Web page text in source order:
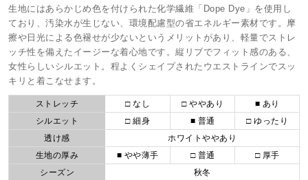
生地にはあらかじめ色を付けられた化学繊維「Dope Dye」を使用し
ており、汚染水が生じない、環境配慮型の省エネルギー素材です。摩
擦や日光による色褪せが少ないというメリットがあり、軽量でストレ
ッチ性を備えたイージーな着心地です。縦リブでフィット感のある、
女性らしいシルエット。程よくシェイプされたウエストラインでスッ
キリと着こなせます。
ストレッチ □ なし □ ややあり
■ あり
シルエット
□ 細身 ■ 普通
□ ゆったり
透け感
ホワイトややあり
生地の厚み
■ やや薄手 □ 普通
□ 厚手
シーズン
秋冬